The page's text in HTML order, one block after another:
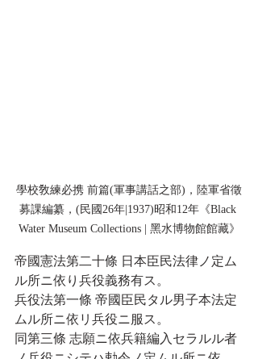
學校敎練必携 前篇(軍事講話之部)，陸軍省徵
募課編纂，(民國26年|1937)昭和12年《Black
Water Museum Collections | 黑水博物館館藏》
帝國憲法第二十條 日本臣民法律ノ定ム
ル所ニ依り兵役義務有ス。
兵役法第一條 帝國臣民タル男子本法定
ムル所ニ依リ兵役ニ服ス。
同第三條 志願ニ依兵籍編入セラルル者